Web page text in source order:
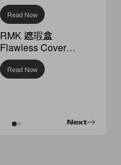
Read Now
RMK 遮瑕盒
Flawless Cover
Concealer
Read Now
Next